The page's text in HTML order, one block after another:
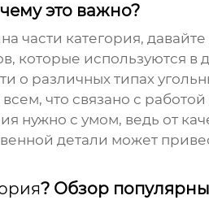
это важно?
части категория,
используются в
о различных типах
что связано с
нужно с умом, ведь от
детали может
? Обзор